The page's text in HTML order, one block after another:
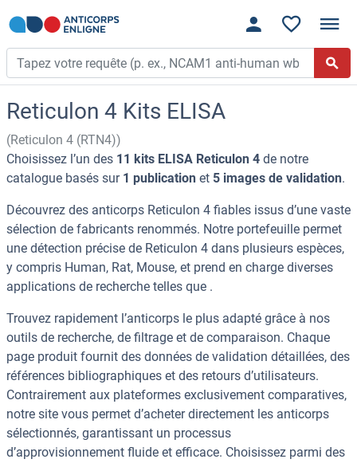
Reticulon 4 Kits ELISA
(Reticulon 4 (RTN4))
Choisissez l’un des 11 kits ELISA Reticulon 4 de notre
catalogue basés sur 1 publication et 5 images de validation.
Découvrez des anticorps Reticulon 4 fiables issus d’une vaste
sélection de fabricants renommés. Notre portefeuille permet
une détection précise de Reticulon 4 dans plusieurs espèces,
y compris Human, Rat, Mouse, et prend en charge diverses
applications de recherche telles que .
Trouvez rapidement l’anticorps le plus adapté grâce à nos
outils de recherche, de filtrage et de comparaison. Chaque
page produit fournit des données de validation détaillées, des
références bibliographiques et des retours d’utilisateurs.
Contrairement aux plateformes exclusivement comparatives,
notre site vous permet d’acheter directement les anticorps
sélectionnés, garantissant un processus
d’approvisionnement fluide et efficace. Choisissez parmi des